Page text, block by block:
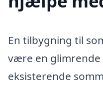
En tilbygning til
være en
eksisterende